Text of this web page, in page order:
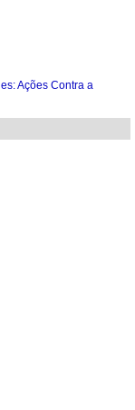
Ações Contra a